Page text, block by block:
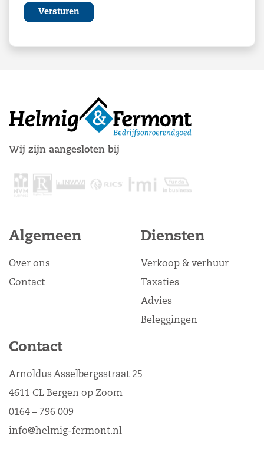
Wij zijn aangesloten bij
Algemeen
Over ons
Contact
Diensten
Verkoop & verhuur
Taxaties
Advies
Beleggingen
Contact
Arnoldus Asselbergsstraat 25
4611 CL Bergen op Zoom
0164 – 796 009
info@helmig-fermont.nl